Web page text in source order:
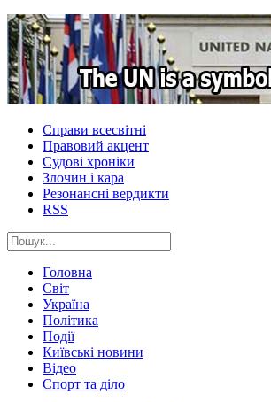
Справи всесвітні
Правовий акцент
Судові хроніки
Злочин і кара
Резонансні вердикти
RSS
Головна
Світ
Україна
Політика
Події
Київські новини
Відео
Спорт та діло